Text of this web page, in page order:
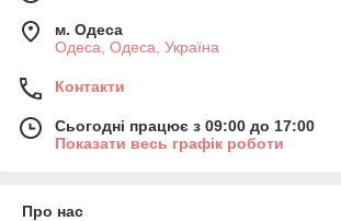
м. Одеса
Одеса, Одеса, Україна
Контакти
Сьогодні працює з 09:00 до 17:00
Показати весь графік роботи
Про нас